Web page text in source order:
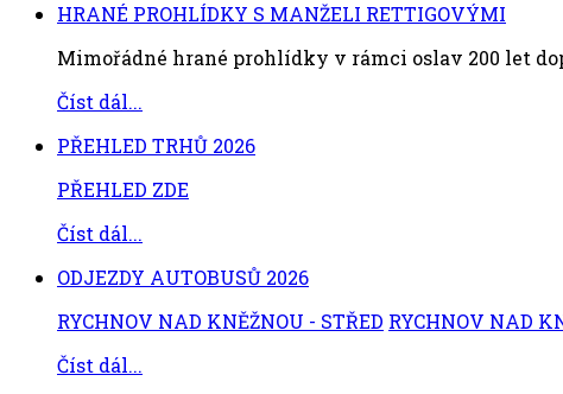
HRANÉ PROHLÍDKY S MANŽELI RETTIGOVÝMI
Mimořádné hrané prohlídky v rámci oslav 200 let
Číst dál...
PŘEHLED TRHŮ 2026
PŘEHLED ZDE
Číst dál...
ODJEZDY AUTOBUSŮ 2026
RYCHNOV NAD KNĚŽNOU - STŘED RYCHNOV NAD
Číst dál...